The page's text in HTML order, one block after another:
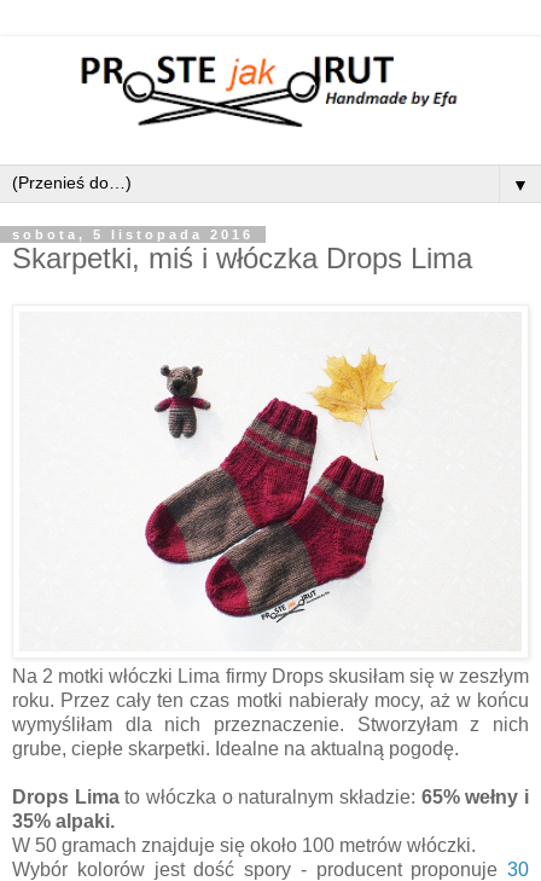
▼
sobota, 5 listopada 2016
Skarpetki, miś i włóczka Drops Lima
Na 2 motki włóczki Lima firmy Drops skusiłam się w zeszłym
roku. Przez cały ten czas motki nabierały mocy, aż w końcu
wymyśliłam dla nich przeznaczenie. Stworzyłam z nich
grube, ciepłe skarpetki. Idealne na aktualną pogodę.
Drops Limato włóczka o naturalnym składzie: 65% wełny i
35% alpaki.
W 50 gramach znajduje się około 100 metrów włóczki.
Wybór kolorów jest dość spory - producent proponuje 30